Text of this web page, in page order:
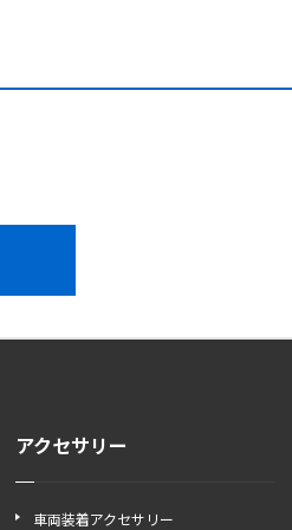
アクセサリー
車両装着アクセサリー